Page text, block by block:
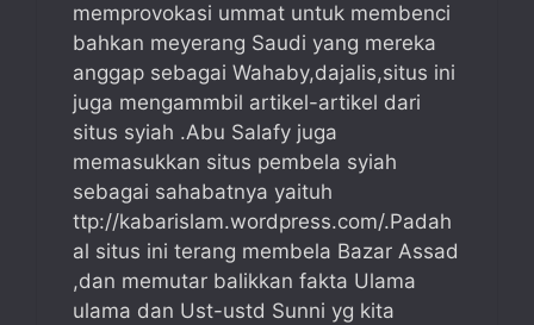
memprovokasi ummat untuk membenci
bahkan meyerang Saudi yang mereka
anggap sebagai Wahaby,dajalis,situs ini
juga mengammbil artikel-artikel dari
situs syiah .Abu Salafy juga
memasukkan situs pembela syiah
sebagai sahabatnya yaituh
ttp://kabarislam.wordpress.com/.Padah
al situs ini terang membela Bazar Assad
,dan memutar balikkan fakta Ulama
ulama dan Ust-ustd Sunni yg kita